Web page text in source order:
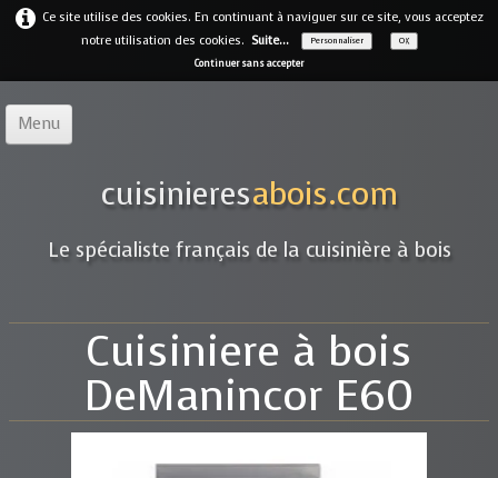
Ce site utilise des cookies. En continuant à naviguer sur ce site, vous acceptez
notre utilisation des cookies. Suite... Personnaliser OK
Continuer sans accepter
Menu
Notre offre▼
Notre entreprise
Galerie▼
Marques▼
Contact
cuisinieresabois.com
Le spécialiste français de la cuisinière à bois
Cuisiniere à bois
DeManincor E60